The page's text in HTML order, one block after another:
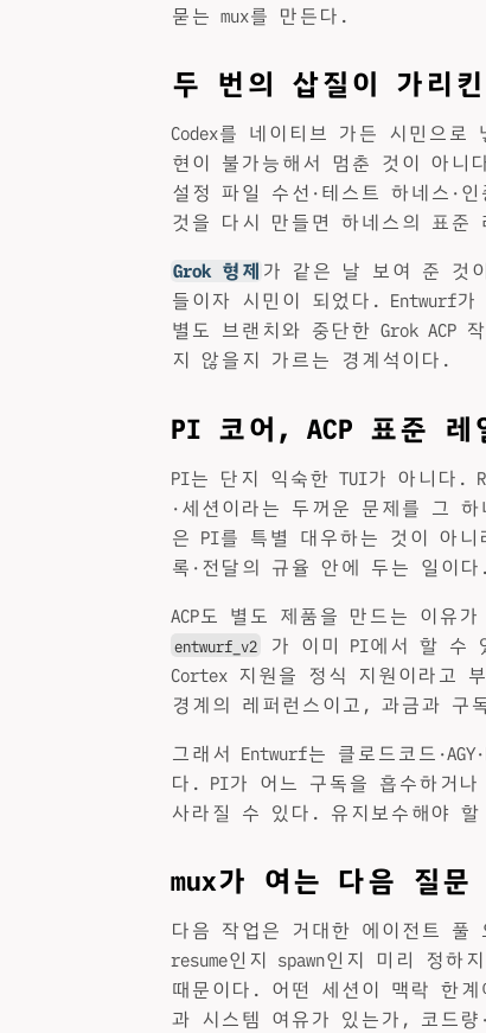
묻는 mux를 만든다.
두 번의 삽질이 가리
Codex를 네이티브 가든 시민으로
현이 불가능해서 멈춘 것이 아니
설정 파일 수선·테스트 하네스·
것을 다시 만들면 하네스의 표
Grok 형제 가 같은 날 보여 준 것
들이자 시민이 되었다. Entwurf
별도 브랜치와 중단한 Grok ACP
지 않을지 가르는 경계석이다.
PI 코어, ACP 표준
PI는 단지 익숙한 TUI가 아니다.
·세션이라는 두꺼운 문제를 그
은 PI를 특별 대우하는 것이 아
록·전달의 규율 안에 두는 일이다.
ACP도 별도 제품을 만드는 이유
entwurf_v2
가 이미 PI에서 할 수
Cortex 지원을 정식 지원이라고
경계의 레퍼런스이고, 과금과 구
그래서 Entwurf는 클로드코드
다. PI가 어느 구독을 흡수하거나
사라질 수 있다. 유지보수해야
mux가 여는 다음 질문
다음 작업은 거대한 에이전트 풀
resume인지 spawn인지 미리 정
때문이다. 어떤 세션이 맥락 한
과 시스템 여유가 있는가, 코드